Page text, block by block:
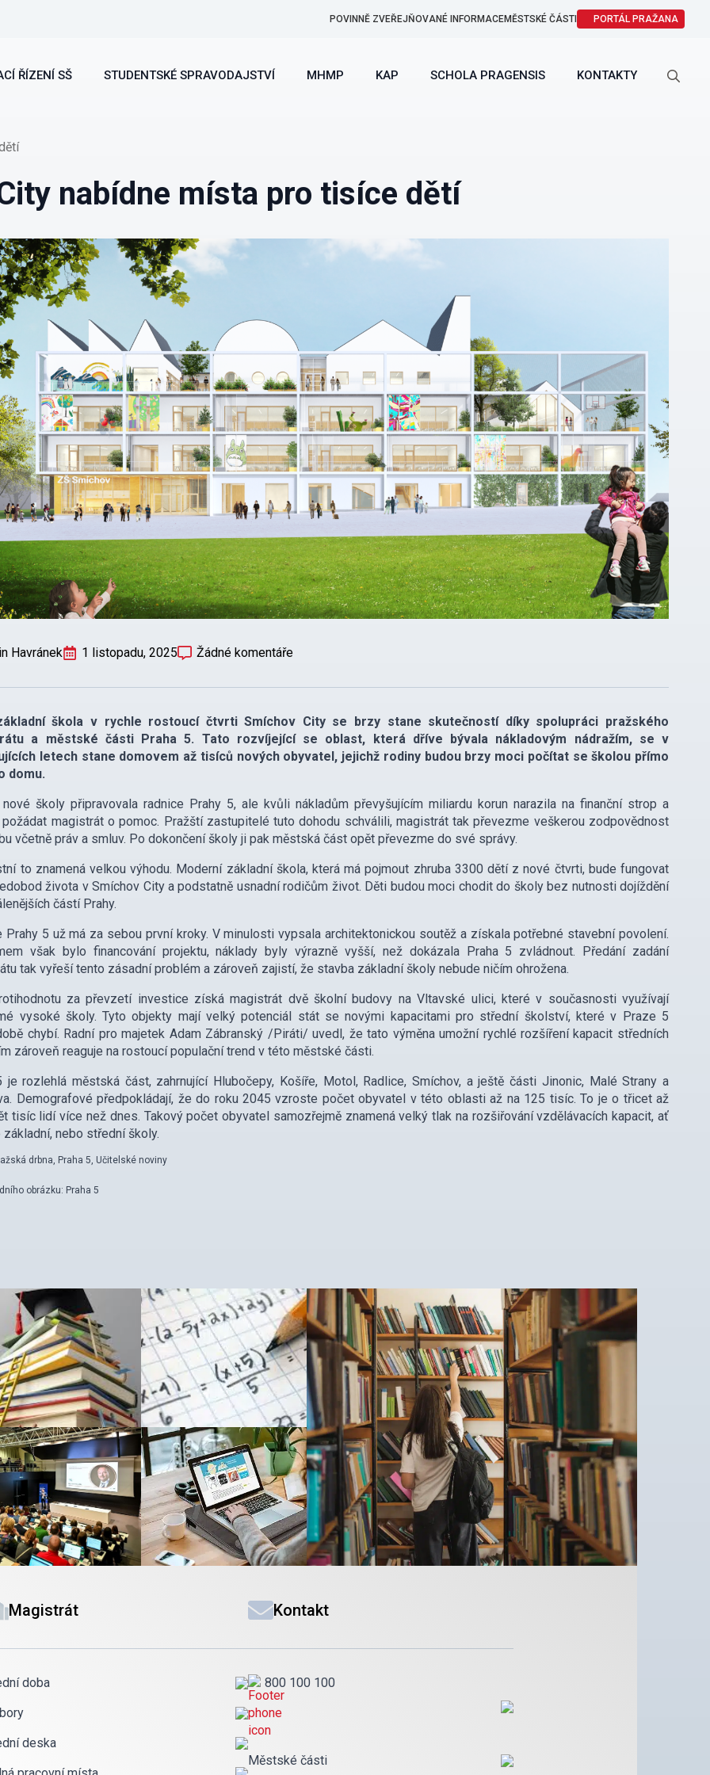
POVINNĚ ZVEŘEJŇOVANÉ INFORMACEMĚSTSKÉ ČÁSTI PORTÁL PRAŽANA
ŘÍZENÍ SŠ STUDENTSKÉ SPRAVODAJSTVÍ MHMP KAP SCHOLA PRAGENSIS KONTAKTY
nabídne místa pro tisíce dětí
Havránek 1 listopadu, 2025 Žádné komentáře
škola v rychle rostoucí čtvrti Smíchov City se brzy stane skutečností díky spolupráci pražského
a městské části Praha 5. Tato rozvíjející se oblast, která dříve bývala nákladovým nádražím, se v
letech stane domovem až tisíců nových obyvatel, jejichž rodiny budou brzy moci počítat se školou přímo
domu.
školy připravovala radnice Prahy 5, ale kvůli nákladům převyšujícím miliardu korun narazila na finanční strop a
magistrát o pomoc. Pražští zastupitelé tuto dohodu schválili, magistrát tak převezme veškerou zodpovědnost
včetně práv a smluv. Po dokončení školy ji pak městská část opět převezme do své správy.
to znamená velkou výhodu. Moderní základní škola, která má pojmout zhruba 3300 dětí z nové čtvrti, bude fungovat
života v Smíchov City a podstatně usnadní rodičům život. Děti budou moci chodit do školy bez nutnosti dojíždění
částí Prahy.
Prahy 5 už má za sebou první kroky. V minulosti vypsala architektonickou soutěž a získala potřebné stavební povolení.
však bylo financování projektu, náklady byly výrazně vyšší, než dokázala Praha 5 zvládnout. Předání zadání
tak vyřeší tento zásadní problém a zároveň zajistí, že stavba základní školy nebude ničím ohrožena.
za převzetí investice získá magistrát dvě školní budovy na Vltavské ulici, které v současnosti využívají
vysoké školy. Tyto objekty mají velký potenciál stát se novými kapacitami pro střední školství, které v Praze 5
chybí. Radní pro majetek Adam Zábranský /Piráti/ uvedl, že tato výměna umožní rychlé rozšíření kapacit středních
zároveň reaguje na rostoucí populační trend v této městské části.
je rozlehlá městská část, zahrnující Hlubočepy, Košíře, Motol, Radlice, Smíchov, a ještě části Jinonic, Malé Strany a
Demografové předpokládají, že do roku 2045 vzroste počet obyvatel v této oblasti až na 125 tisíc. To je o třicet až
tisíc lidí více než dnes. Takový počet obyvatel samozřejmě znamená velký tlak na rozšiřování vzdělávacích kapacit, ať
základní, nebo střední školy.
drbna, Praha 5, Učitelské noviny
obrázku: Praha 5
Magistrát
doba
deska
Kontakt
800 100 100
Městské části